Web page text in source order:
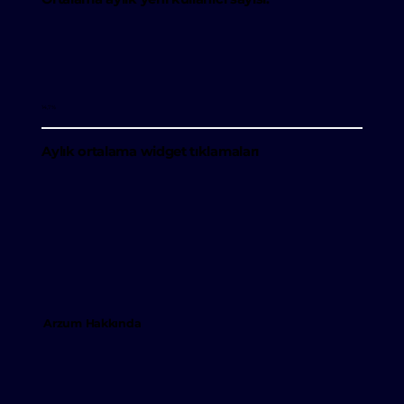
Aylık ortalama widget tıklamaları
Arzum Hakkında